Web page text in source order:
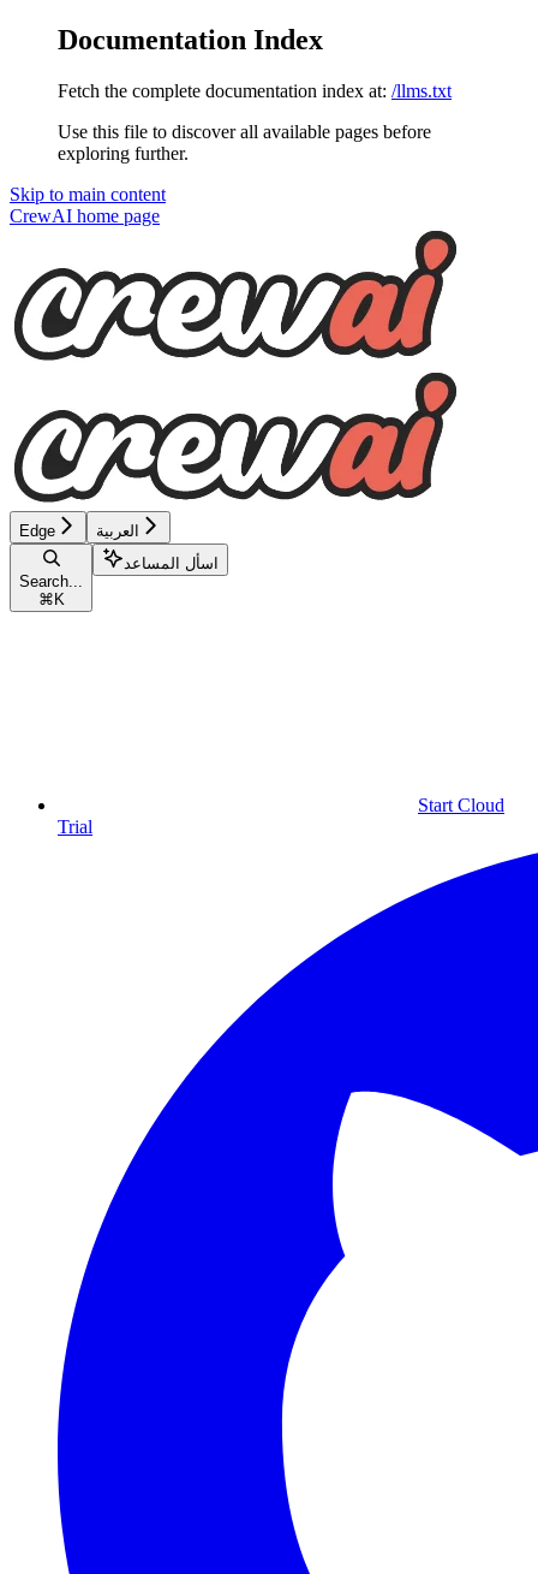
Documentation Index
Fetch the complete documentation index at: /llms.txt
Use this file to discover all available pages before
exploring further.
Skip to main content
CrewAI home page
Edge العربية
Search...
⌘ K
اسأل المساعد
Start Cloud
Trial